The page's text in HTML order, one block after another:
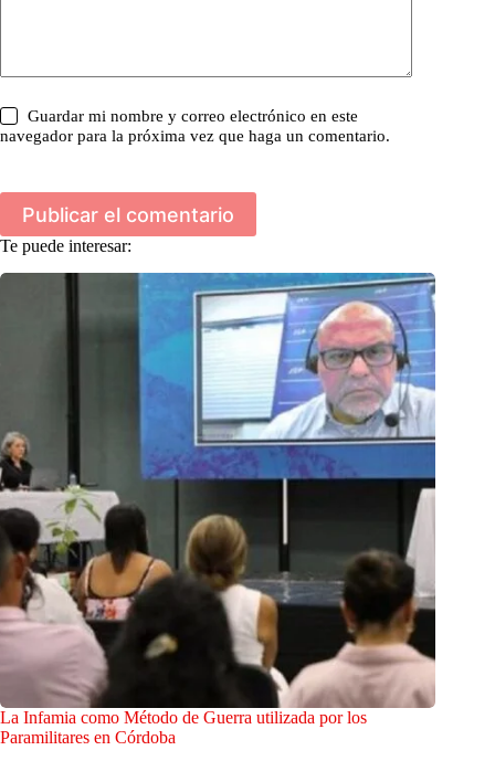
Guardar mi nombre y correo electrónico en este
navegador para la próxima vez que haga un comentario.
Publicar el comentario
Te puede interesar:
La Infamia como Método de Guerra utilizada por los
Paramilitares en Córdoba